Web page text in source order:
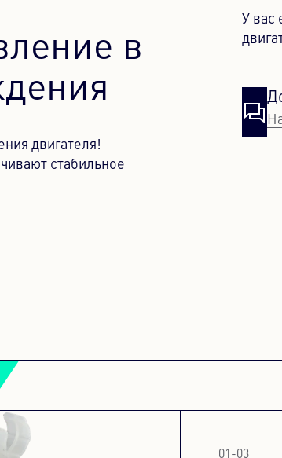
в
двигателя!
стабильное
У вас
01 -03